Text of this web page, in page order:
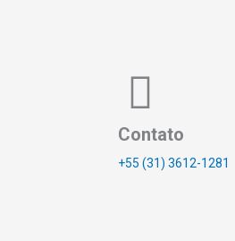
Contato
+55 (31) 3612-1281